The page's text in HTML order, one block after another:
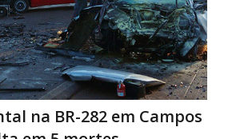
na BR-282 em Campos